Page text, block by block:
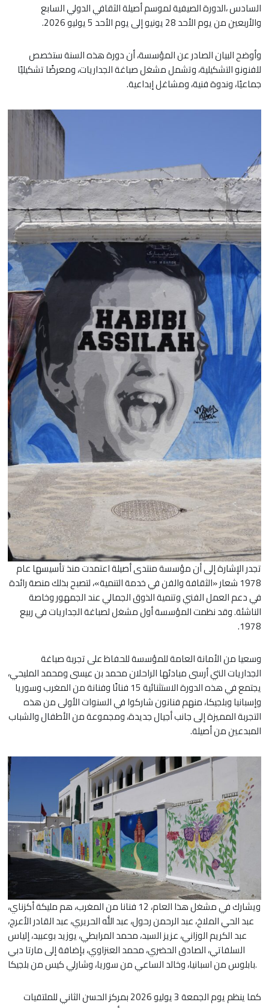
السادس ،الدورة الصيفية لموسم أصيلة الثقافي الدولي السابع
والأربعين من يوم الأحد 28 يونيو إلى يوم الأحد 5 يوليو 2026.
وأوضح البيان الصادر عن المؤسسة، أن دورة هذه السنة ستخصص
للفنونو التشكيلية، وتشمل مشغل صباغة الجداريات، ومعرضًا تشكيليًا
جماعيًا، وندوة فنية، ومشاغل إبداعية.
تجدر الإشارة إلى أن مؤسسة منتدى أصيلة اعتمدت منذ تأسيسها عام
1978 شعار «الثقافة والفن في خدمة التنمية»، لتصبح بذلك منصة رائدة
في دعم العمل الفني وتنمية الذوق الجمالي عند الجمهور وخاصة
الناشئة. وقد نظمت المؤسسة أول مشغل لصباغة الجداريات في ربيع
1978.
وسعيا من الأمانة العامة للمؤسسة للحفاظ على تجربة صباغة
الجداريات التي أرسى مبادئها الراحلان محمد بن عيسى ومحمد المليحي،
يجتمع في هذه الدورة الاستثنائية 15 فنانًا وفنانة من المغرب وسوريا
وإسبانيا وبلجيكا، منهم فنانون شاركوا في السنوات الأولى من هذه
التجربة المميزة إلى جانب أجيال جديدة، ومجموعة من الأطفال والشباب
المبدعين من أصيلة.
ويشارك في مشغل هذا العام، 12 فنانا من المغرب، هم مليكة أكزناي،
عبد الحي الملاخ، عبد الرحمن رحول، عبد الله الحريري، عبد القادر الأعرج،
عبد الكريم الوزاني، عزيز السيد، محمد المرابطي، يوزيد بوعبيد، إلياس
السلفاتي، الصادق الحضري، محمد العنزاوي، بإضافة إلى مارتا دبي
بابلوس من اسبانيا، وخالد الساعي من سوريا، وشارلي كيس من بلجيكا.
كما ينظم يوم الجمعة 3 يوليو 2026 بمركز الحسن الثاني للملتقيات